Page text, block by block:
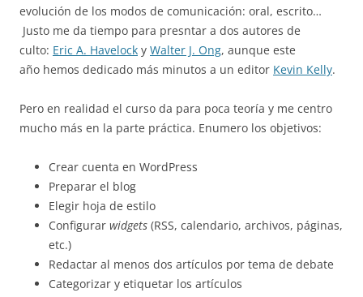
evolución de los modos de comunicación: oral, escrito…
Justo me da tiempo para presntar a dos autores de
culto: Eric A. Havelock y Walter J. Ong, aunque este
año hemos dedicado más minutos a un editor Kevin Kelly.
Pero en realidad el curso da para poca teoría y me centro
mucho más en la parte práctica. Enumero los objetivos:
Crear cuenta en WordPress
Preparar el blog
Elegir hoja de estilo
Configurar widgets (RSS, calendario, archivos, páginas,
etc.)
Redactar al menos dos artículos por tema de debate
Categorizar y etiquetar los artículos